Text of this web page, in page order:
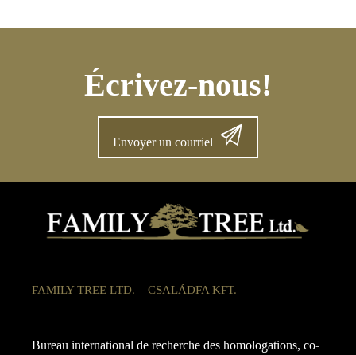
Écrivez-nous!
Envoyer un courriel
FAMILY TREE LTD. – CSALÁDFA KFT.
Bureau international de recherche des homologations, co-